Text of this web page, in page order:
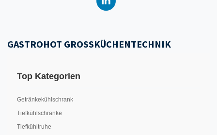
GASTROHOT GROSSKÜCHENTECHNIK
Top Kategorien
Getränkekühlschrank
Tiefkühlschränke
Tiefkühltruhe